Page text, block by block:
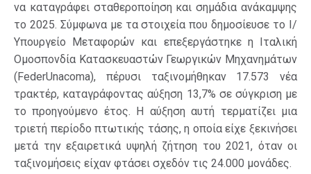
να καταγράφει σταθεροποίηση και σημάδια ανάκαμψης
το 2025. Σύμφωνα με τα στοιχεία που δημοσίευσε το Ι/
Υπουργείο Μεταφορών και επεξεργάστηκε η Ιταλική
Ομοσπονδία Κατασκευαστών Γεωργικών Μηχανημάτων
(FederUnacoma), πέρυσι ταξινομήθηκαν 17.573 νέα
τρακτέρ, καταγράφοντας αύξηση 13,7% σε σύγκριση με
το προηγούμενο έτος. Η αύξηση αυτή τερματίζει μια
τριετή περίοδο πτωτικής τάσης, η οποία είχε ξεκινήσει
μετά την εξαιρετικά υψηλή ζήτηση του 2021, όταν οι
ταξινομήσεις είχαν φτάσει σχεδόν τις 24.000 μονάδες.